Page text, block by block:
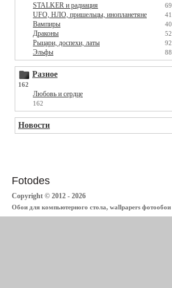
STALKER и радиация 69
UFO, НЛО, пришельцы, инопланетяне 41
Вампиры 40
Драконы 52
Рыцари, доспехи, латы 92
Эльфы 88
Разное
162
Любовь и сердце
162
Новости
Fotodes
Copyright © 2012 - 2026
Обои для компьютерного стола, wallpapers фотообои